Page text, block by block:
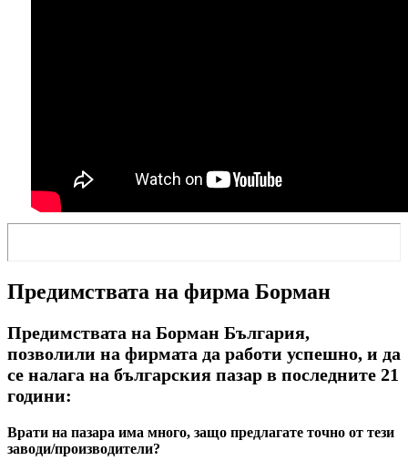
Предимствата на фирма Борман
Предимствата на Борман България,
позволили на фирмата да работи успешно, и да
се налага на българския пазар в последните 21
години:
Врати на пазара има много, защо предлагате точно от тези
заводи/производители?